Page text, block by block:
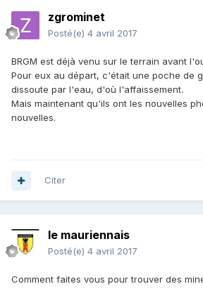
zgrominet
Posté(e) 4 avril 2017
BRGM est déjà venu sur le terrain avant
Pour eux au départ, c'était une poche de
dissoute par l'eau, d'où l'affaissement.
Mais maintenant qu'ils ont les nouvelles
nouvelles.
Citer
le mauriennais
Posté(e) 4 avril 2017
Comment faites vous pour trouver des